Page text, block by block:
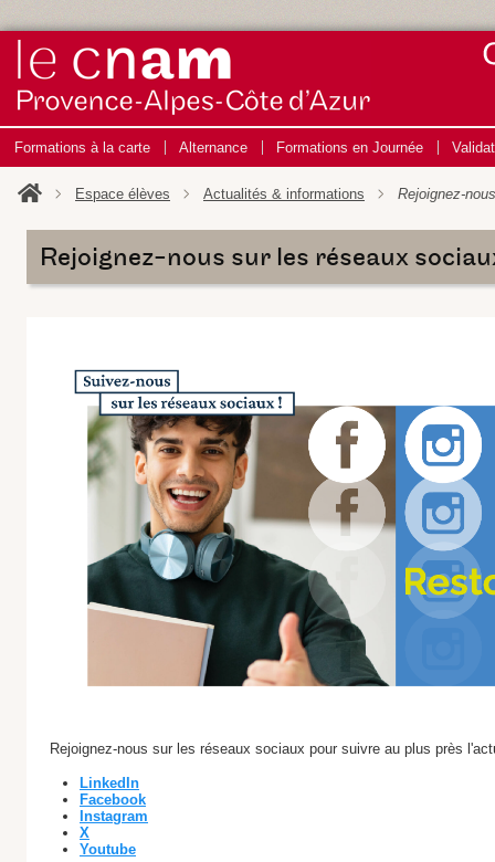
Formations à la carte Alternance Formations en Journée
Espace élèves Actualités & informations Rejoignez-
Rejoignez-nous sur les réseaux
Rejoignez-nous sur les réseaux sociaux pour suivre au plus près
LinkedIn
Facebook
Instagram
X
Youtube